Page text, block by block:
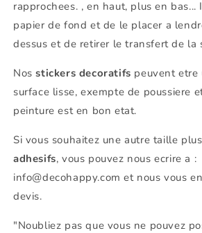
rapprochees. , en haut, plus en
papier de fond et de le placer a
dessus et de retirer le transfert de la
Nosstickers decoratifs peuvent etre
surface lisse, exempte de poussiere
peinture est en bon etat.
Si vous souhaitez une autre taille
adhesifs, vous pouvez nous ecrire a :
info@decohappy.com et nous vous
devis.
"Noubliez pas que vous ne pouvez